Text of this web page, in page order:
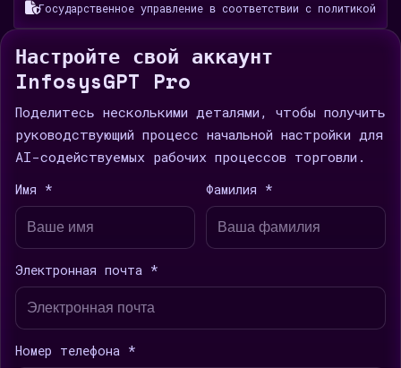
Государственное управление в соответствии с политикой
Настройте свой аккаунт
InfosysGPT Pro
Поделитесь несколькими деталями, чтобы получить
руководствующий процесс начальной настройки для
AI-содействуемых рабочих процессов торговли.
Имя * Фамилия *
Электронная почта *
Номер телефона *